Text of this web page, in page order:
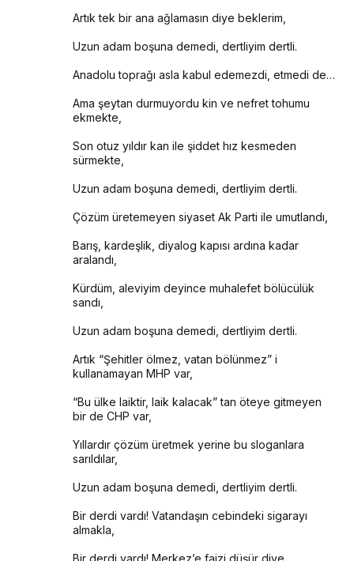
Artık tek bir ana ağlamasın diye beklerim,
Uzun adam boşuna demedi, dertliyim dertli.
Anadolu toprağı asla kabul edemezdi, etmedi de…
Ama şeytan durmuyordu kin ve nefret tohumu
ekmekte,
Son otuz yıldır kan ile şiddet hız kesmeden
sürmekte,
Uzun adam boşuna demedi, dertliyim dertli.
Çözüm üretemeyen siyaset Ak Parti ile umutlandı,
Barış, kardeşlik, diyalog kapısı ardına kadar
aralandı,
Kürdüm, aleviyim deyince muhalefet bölücülük
sandı,
Uzun adam boşuna demedi, dertliyim dertli.
Artık “Şehitler ölmez, vatan bölünmez” i
kullanamayan MHP var,
“Bu ülke laiktir, laik kalacak” tan öteye gitmeyen
bir de CHP var,
Yıllardır çözüm üretmek yerine bu sloganlara
sarıldılar,
Uzun adam boşuna demedi, dertliyim dertli.
Bir derdi vardı! Vatandaşın cebindeki sigarayı
almakla,